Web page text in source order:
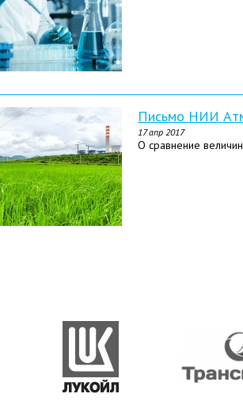
Письмо НИИ
17 апр 2017
О сравнение